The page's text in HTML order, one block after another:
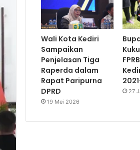
Wali Kota Kediri
Sampaikan
Penjelasan Tiga
Raperda dalam
Rapat Paripurna
DPRD
19 Mei 2026
27